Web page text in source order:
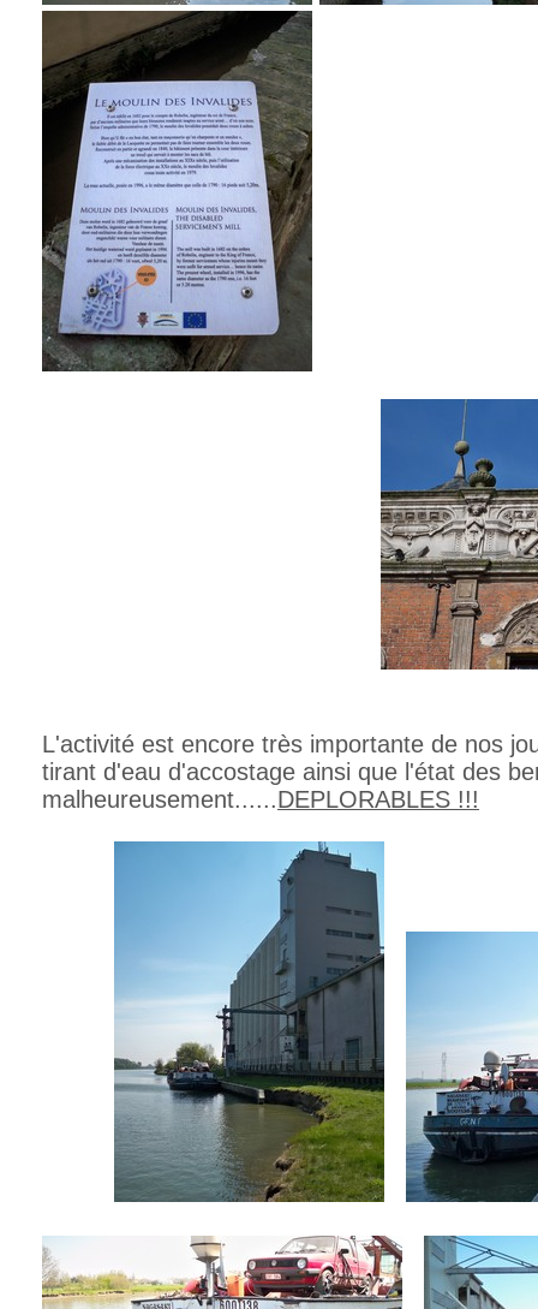
L'activité est encore très importante de nos
tirant d'eau d'accostage ainsi que l'état des
malheureusement......DEPLORABLES !!!